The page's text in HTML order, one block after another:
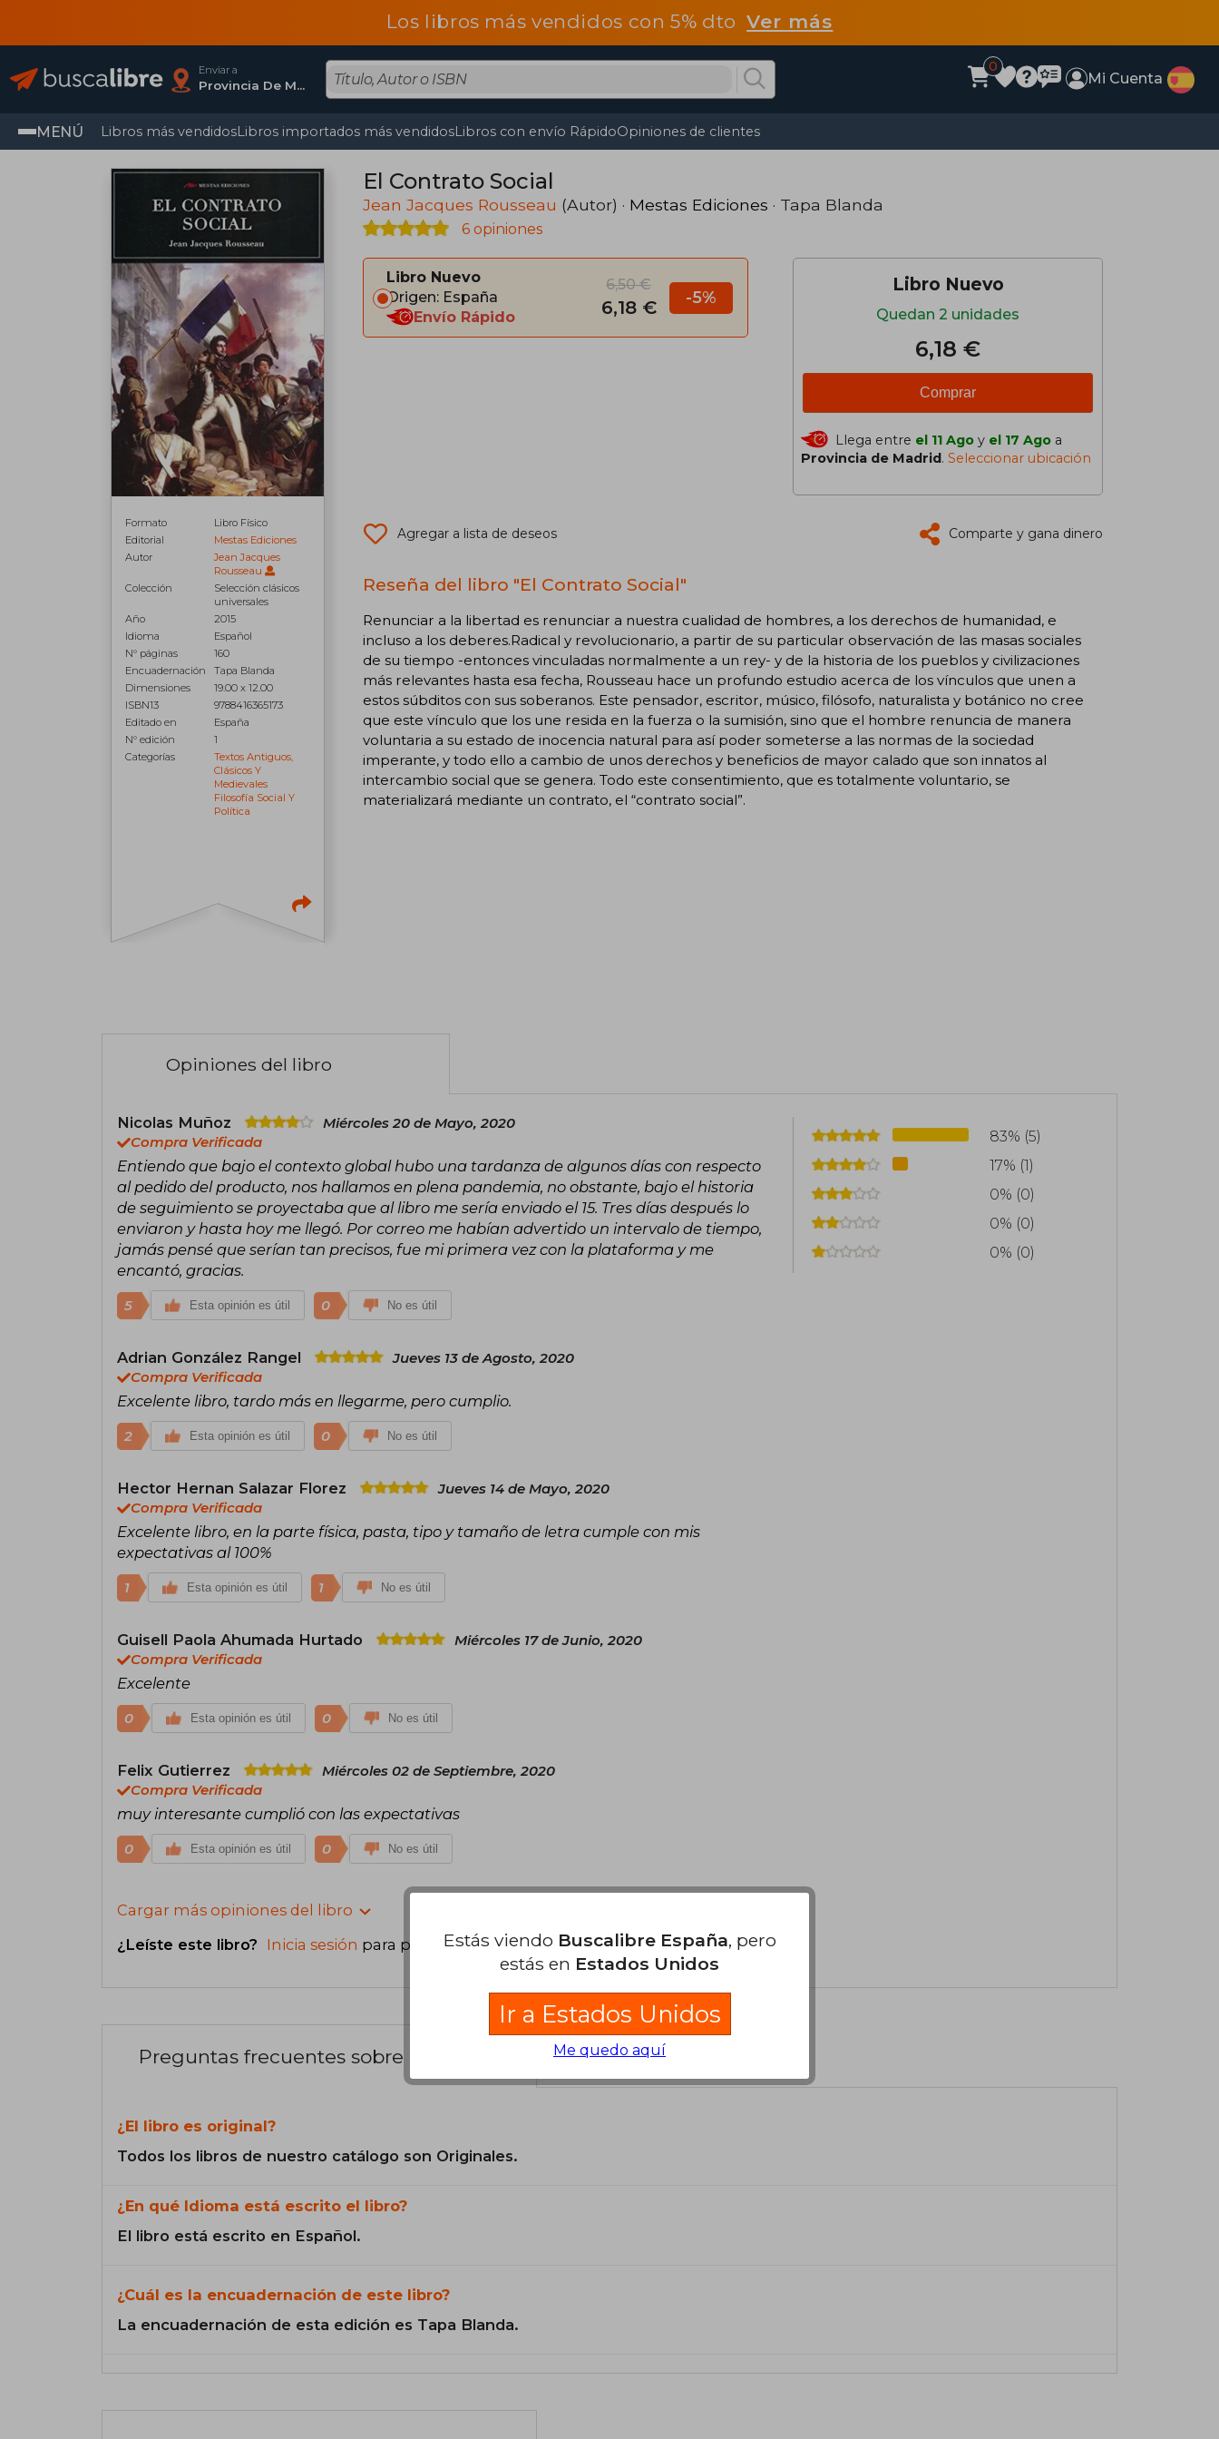
Los libros más vendidos con 5% dtoVer más
Enviar a
Provincia De Madrid
0
Mi Cuenta
MENÚ Libros más vendidosLibros importados más vendidosLibros con envío RápidoOpiniones de clientes
Formato
Libro Físico
Editorial
Mestas Ediciones
Autor
Jean Jacques
Rousseau
Colección
Selección clásicos
universales
Año
2015
Idioma
Español
N° páginas
160
Encuadernación
Tapa Blanda
Dimensiones
19.00 x 12.00
ISBN13
9788416365173
Editado en
España
N° edición
1
Categorías
Textos Antiguos,
Clásicos Y
Medievales
Filosofía Social Y
Política
El Contrato Social
Jean Jacques Rousseau (Autor) · Mestas Ediciones · Tapa Blanda
6 opiniones
Libro Nuevo
Origen: España
Envío Rápido
6,50 €
6,18 € -5%
Libro Nuevo
Quedan 2 unidades
6,18 €
Comprar
Llega entre el 11 Ago y el 17 Ago a
Provincia de Madrid. Seleccionar ubicación
Agregar a lista de deseos Comparte y gana dinero
Reseña del libro "El Contrato Social"
Renunciar a la libertad es renunciar a nuestra cualidad de hombres, a los derechos de humanidad, e
incluso a los deberes.Radical y revolucionario, a partir de su particular observación de las masas sociales
de su tiempo -entonces vinculadas normalmente a un rey- y de la historia de los pueblos y civilizaciones
más relevantes hasta esa fecha, Rousseau hace un profundo estudio acerca de los vínculos que unen a
estos súbditos con sus soberanos. Este pensador, escritor, músico, filósofo, naturalista y botánico no cree
que este vínculo que los une resida en la fuerza o la sumisión, sino que el hombre renuncia de manera
voluntaria a su estado de inocencia natural para así poder someterse a las normas de la sociedad
imperante, y todo ello a cambio de unos derechos y beneficios de mayor calado que son innatos al
intercambio social que se genera. Todo este consentimiento, que es totalmente voluntario, se
materializará mediante un contrato, el “contrato social”.
Opiniones del libro
Nicolas Muñoz
Miércoles 20 de Mayo, 2020
Compra Verificada
Entiendo que bajo el contexto global hubo una tardanza de algunos días con respecto
al pedido del producto, nos hallamos en plena pandemia, no obstante, bajo el historia
de seguimiento se proyectaba que al libro me sería enviado el 15. Tres días después lo
enviaron y hasta hoy me llegó. Por correo me habían advertido un intervalo de tiempo,
jamás pensé que serían tan precisos, fue mi primera vez con la plataforma y me
encantó, gracias.
5 Esta opinión es útil 0 No es útil
Adrian González Rangel
Jueves 13 de Agosto, 2020
Compra Verificada
Excelente libro, tardo más en llegarme, pero cumplio.
2 Esta opinión es útil 0 No es útil
Hector Hernan Salazar Florez
Jueves 14 de Mayo, 2020
Compra Verificada
Excelente libro, en la parte física, pasta, tipo y tamaño de letra cumple con mis
expectativas al 100%
1 Esta opinión es útil 1 No es útil
Guisell Paola Ahumada Hurtado
Miércoles 17 de Junio, 2020
Compra Verificada
Excelente
0 Esta opinión es útil 0 No es útil
Felix Gutierrez
Miércoles 02 de Septiembre, 2020
Compra Verificada
muy interesante cumplió con las expectativas
0 Esta opinión es útil 0 No es útil
Cargar más opiniones del libro
¿Leíste este libro? Inicia sesión para poder agregar tu propia evaluación.
83% (5)
17% (1)
0% (0)
0% (0)
0% (0)
Preguntas frecuentes sobre el libro
¿El libro es original?
Todos los libros de nuestro catálogo son Originales.
¿En qué Idioma está escrito el libro?
El libro está escrito en Español.
¿Cuál es la encuadernación de este libro?
La encuadernación de esta edición es Tapa Blanda.
Estás viendo Buscalibre España, pero
estás en Estados Unidos
Ir a Estados Unidos
Me quedo aquí